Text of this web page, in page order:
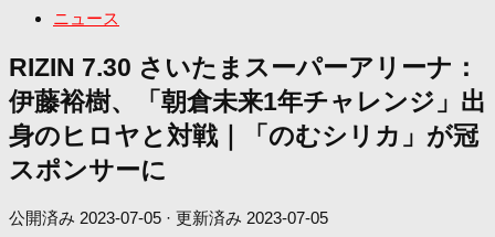
ニュース
RIZIN 7.30 さいたまスーパーアリーナ：
伊藤裕樹、「朝倉未来1年チャレンジ」出
身のヒロヤと対戦｜「のむシリカ」が冠
スポンサーに
公開済み 2023-07-05 · 更新済み 2023-07-05